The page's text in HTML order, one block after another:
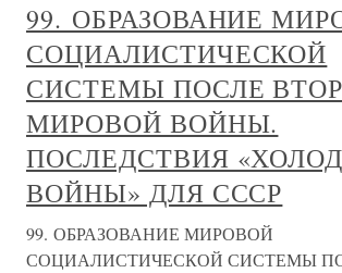
99. ОБРАЗОВАНИЕ
СОЦИАЛИСТИЧЕСКОЙ
СИСТЕМЫ ПОСЛЕ
МИРОВОЙ ВОЙНЫ.
ПОСЛЕДСТВИЯ
ВОЙНЫ» ДЛЯ СССР
99. ОБРАЗОВАНИЕ МИРОВОЙ
СОЦИАЛИСТИЧЕСКОЙ СИСТЕМЫ